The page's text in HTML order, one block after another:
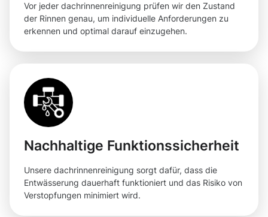
Vor jeder dachrinnenreinigung prüfen wir den Zustand
der Rinnen genau, um individuelle Anforderungen zu
erkennen und optimal darauf einzugehen.
Nachhaltige Funktionssicherheit
Unsere dachrinnenreinigung sorgt dafür, dass die
Entwässerung dauerhaft funktioniert und das Risiko von
Verstopfungen minimiert wird.